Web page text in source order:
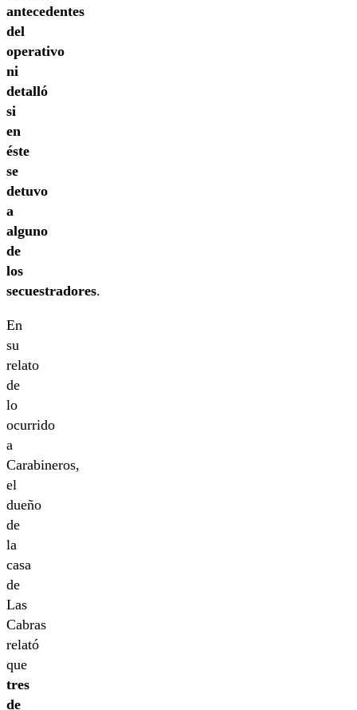
antecedentes
del
operativo
ni
detalló
si
en
éste
se
detuvo
a
alguno
de
los
secuestradores.
En
su
relato
de
lo
ocurrido
a
Carabineros,
el
dueño
de
la
casa
de
Las
Cabras
relató
que
tres
de